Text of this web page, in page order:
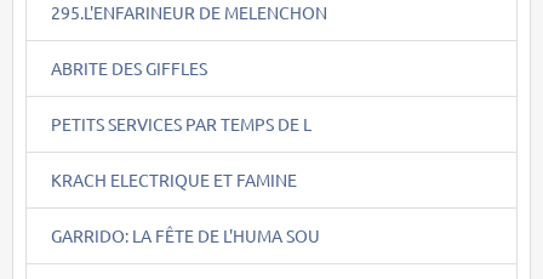
295.L'ENFARINEUR DE MELENCHON
ABRITE DES GIFFLES
PETITS SERVICES PAR TEMPS DE L
KRACH ELECTRIQUE ET FAMINE
GARRIDO: LA FÊTE DE L'HUMA SOU